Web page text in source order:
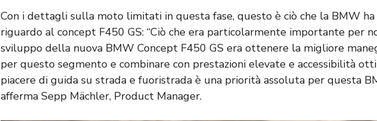
Con i dettagli sulla moto limitati in questa fase, questo è ciò che la BMW
riguardo al concept F450 GS: “Ciò che era particolarmente importante per
sviluppo della nuova BMW Concept F450 GS era ottenere la migliore
per questo segmento e combinare con prestazioni elevate e accessibilità
piacere di guida su strada e fuoristrada è una priorità assoluta per questa
afferma Sepp Mächler, Product Manager.